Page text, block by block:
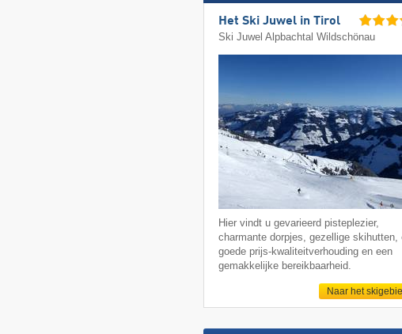
Het Ski Juwel in Tirol
Ski Juwel Alpbachtal Wildschönau
Hier vindt u gevarieerd pisteplezier,
charmante dorpjes, gezellige skihutten,
goede prijs-kwaliteitverhouding en een
gemakkelijke bereikbaarheid.
Naar het